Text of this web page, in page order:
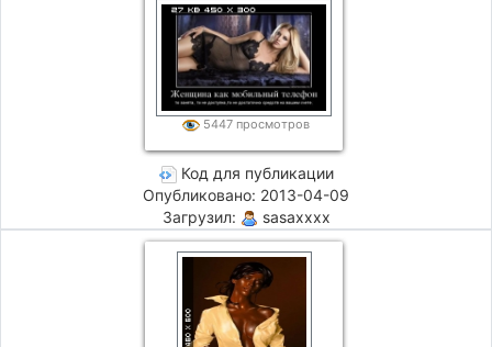
5447 просмотров
Код для публикации
Опубликовано: 2013-04-09
Загрузил:
sasaxxxx